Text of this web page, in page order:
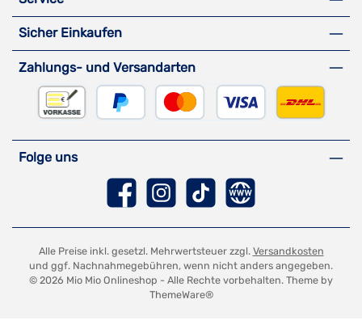
Sicher Einkaufen
Folge uns
FacebookInstagram
TikTok Website
Zahlungs- und Versandarten
Alle Preise inkl. gesetzl. Mehrwertsteuer zzgl. Versandkosten
und ggf. Nachnahmegebühren, wenn nicht anders angegeben.
© 2026 Mio Mio Onlineshop - Alle Rechte vorbehalten. Theme by
ThemeWare®